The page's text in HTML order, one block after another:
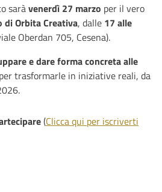
saràvenerdì 27 marzo per il vero
Orbita Creativa, dalle 17 alle
Oberdan 705, Cesena).
e dare forma concreta alle
trasformarle in iniziative reali, da
(Clicca qui per iscriverti